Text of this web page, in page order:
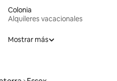
Colonia
Alquileres vacacionales
Mostrar más